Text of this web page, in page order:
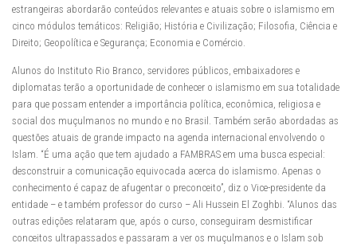
estrangeiras abordarão conteúdos relevantes e atuais sobre o islamismo em
cinco módulos temáticos: Religião; História e Civilização; Filosofia, Ciência e
Direito; Geopolítica e Segurança; Economia e Comércio.
Alunos do Instituto Rio Branco, servidores públicos, embaixadores e
diplomatas terão a oportunidade de conhecer o islamismo em sua totalidade
para que possam entender a importância política, econômica, religiosa e
social dos muçulmanos no mundo e no Brasil. Também serão abordadas as
questões atuais de grande impacto na agenda internacional envolvendo o
Islam. “É uma ação que tem ajudado a FAMBRAS em uma busca especial:
desconstruir a comunicação equivocada acerca do islamismo. Apenas o
conhecimento é capaz de afugentar o preconceito”, diz o Vice-presidente da
entidade – e também professor do curso – Ali Hussein El Zoghbi. “Alunos das
outras edições relataram que, após o curso, conseguiram desmistificar
conceitos ultrapassados e passaram a ver os muçulmanos e o Islam sob